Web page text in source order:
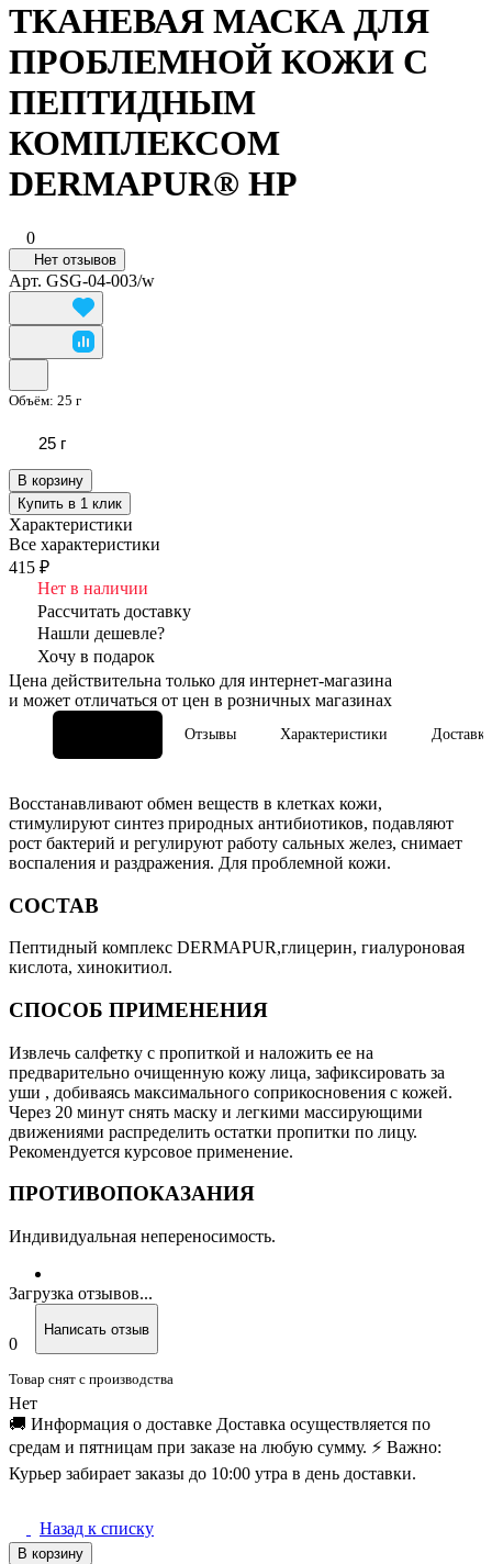
ТКАНЕВАЯ МАСКА ДЛЯ
ПРОБЛЕМНОЙ КОЖИ С
ПЕПТИДНЫМ
КОМПЛЕКСОМ
DERMAPUR® HP
0
Нет отзывов
Арт. GSG-04-003/w
Объём: 25 г
25 г
В корзину
Купить в 1 клик
Характеристики
Все характеристики
415 ₽
Нет в наличии
Рассчитать доставку
Нашли дешевле?
Хочу в подарок
Цена действительна только для интернет-магазина
и может отличаться от цен в розничных магазинах
Отзывы Характеристики Доставка
Восстанавливают обмен веществ в клетках кожи,
стимулируют синтез природных антибиотиков, подавляют
рост бактерий и регулируют работу сальных желез, снимает
воспаления и раздражения. Для проблемной кожи.
СОСТАВ
Пептидный комплекс DERMAPUR,глицерин, гиалуроновая
кислота, хинокитиол.
СПОСОБ ПРИМЕНЕНИЯ
Извлечь салфетку с пропиткой и наложить ее на
предварительно очищенную кожу лица, зафиксировать за
уши , добиваясь максимального соприкосновения с кожей.
Через 20 минут снять маску и легкими массирующими
движениями распределить остатки пропитки по лицу.
Рекомендуется курсовое применение.
ПРОТИВОПОКАЗАНИЯ
Индивидуальная непереносимость.
Загрузка отзывов...
0
Написать отзыв
Товар снят с производства
Нет
🚚 Информация о доставке Доставка осуществляется по
средам и пятницам при заказе на любую сумму. ⚡️ Важно:
Курьер забирает заказы до 10:00 утра в день доставки.
Назад к списку
В корзину